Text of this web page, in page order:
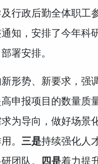
行政后勤全体职工
知，安排了今年科
署安排。
形势、新要求，强
申报项目的数量质
为导向，做好场景
。 三是持续强化人
团队。 四是着力提